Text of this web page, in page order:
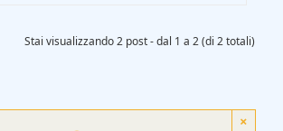
Stai visualizzando 2 post - dal 1 a 2 (di 2 totali)
×